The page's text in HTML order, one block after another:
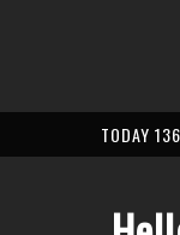
TODAY